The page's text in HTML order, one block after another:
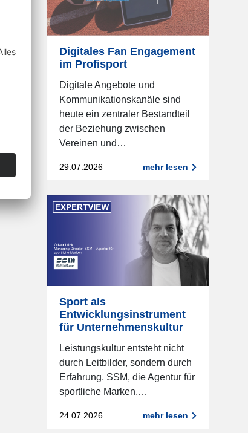
Digitales Fan Engagement
im Profisport
Digitale Angebote und
Kommunikationskanäle sind
heute ein zentraler Bestandteil
der Beziehung zwischen
Vereinen und…
29.07.2026 mehr lesen
Sport als
Entwicklungsinstrument
für Unternehmenskultur
Leistungskultur entsteht nicht
durch Leitbilder, sondern durch
Erfahrung. SSM, die Agentur für
sportliche Marken,…
24.07.2026 mehr lesen